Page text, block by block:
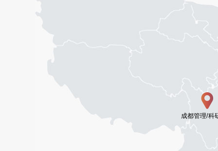
成都管理/科